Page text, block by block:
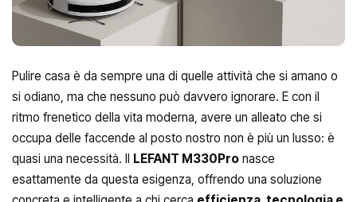
Pulire casa è da sempre una di quelle attività che si amano o
si odiano, ma che nessuno può davvero ignorare. E con il
ritmo frenetico della vita moderna, avere un alleato che si
occupa delle faccende al posto nostro non è più un lusso: è
quasi una necessità. Il LEFANT M330Pro nasce
esattamente da questa esigenza, offrendo una soluzione